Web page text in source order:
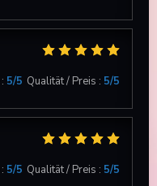
: 5/5 Qualität / Preis : 5/5
: 5/5 Qualität / Preis : 5/5